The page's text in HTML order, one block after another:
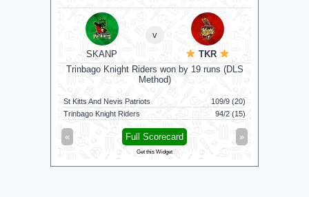
SKANP
v
TKR
Trinbago Knight Riders won by 19 runs (DLS
Method)
St Kitts And Nevis Patriots
109/9 (20)
Trinbago Knight Riders
94/2 (15)
« »
Full Scorecard
Get this Widget